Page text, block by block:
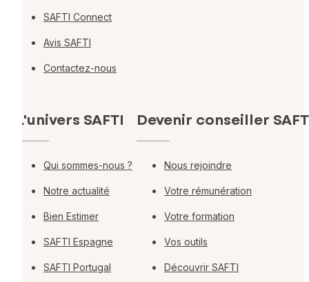
SAFTI Connect
Avis SAFTI
Contactez-nous
L'univers SAFTI
Qui sommes-nous ?
Notre actualité
Bien Estimer
SAFTI Espagne
SAFTI Portugal
Devenir conseiller
Nous rejoindre
Votre rémunération
Votre formation
Vos outils
Découvrir SAFTI